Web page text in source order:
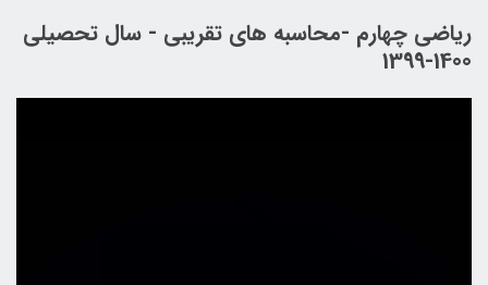
ریاضی چهارم -محاسبه های تقریبی - سال تحصیلی
1400-1399